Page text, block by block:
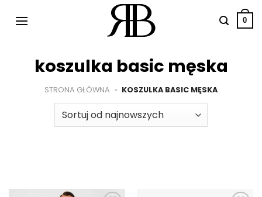
0
koszulka basic męska
STRONA GŁÓWNA » KOSZULKA BASIC MĘSKA